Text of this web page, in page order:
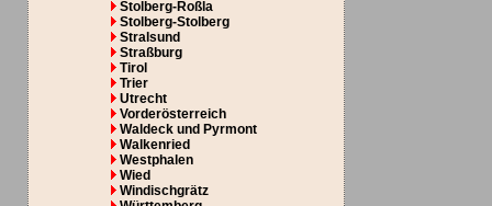
Stolberg-Roßla
Stolberg-Stolberg
Stralsund
Straßburg
Tirol
Trier
Utrecht
Vorderösterreich
Waldeck und Pyrmont
Walkenried
Westphalen
Wied
Windischgrätz